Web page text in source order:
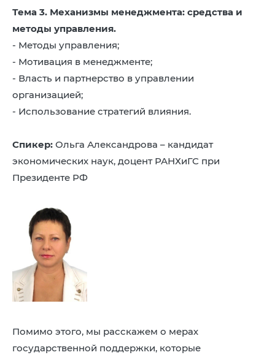
Тема 3. Механизмы менеджмента: средства и
методы управления.
- Методы управления;
- Мотивация в менеджменте;
- Власть и партнерство в управлении
организацией;
- Использование стратегий влияния.
Спикер: Ольга Александрова – кандидат
экономических наук, доцент РАНХиГС при
Президенте РФ
Помимо этого, мы расскажем о мерах
государственной поддержки, которые